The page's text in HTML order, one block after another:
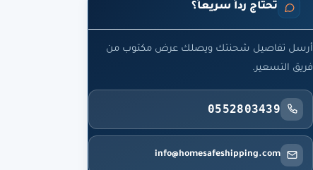
تحتاج رداً سريعاً؟
أرسل تفاصيل شحنتك ويصلك عرض مكتوب من
فريق التسعير.
0552803439
info@homesafeshipping.com